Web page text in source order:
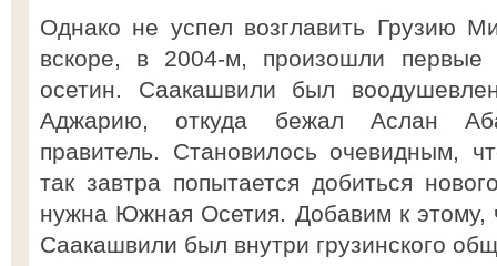
Однако не успел возглавить Грузию
вскоре, в 2004-м, произошли первые
осетин. Саакашвили был
Аджарию, откуда бежал Аслан
правитель. Становилось очевидным,
так завтра попытается добиться
нужна Южная Осетия. Добавим к этому,
Саакашвили был внутри грузинского